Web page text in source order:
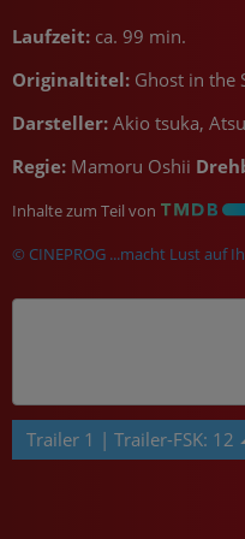
Laufzeit: ca. 99 min.
Originaltitel: Ghost in the
Darsteller: Akio tsuka,
Regie: Mamoru Oshii
Inhalte zum Teil von
© CINEPROG ...macht Lust auf
Trailer 1 | Trailer-FSK: 12